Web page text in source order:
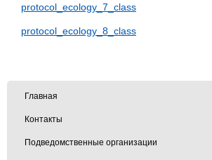
protocol_ecology_7_class
protocol_ecology_8_class
Главная
Контакты
Подведомственные организации